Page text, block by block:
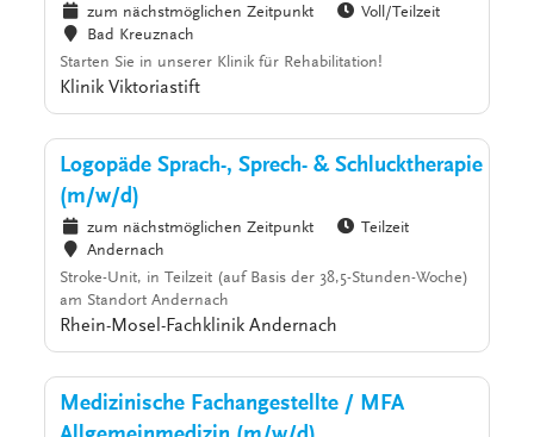
zum nächstmöglichen Zeitpunkt
Voll/Teilzeit
Bad Kreuznach
Starten Sie in unserer Klinik für Rehabilitation!
Klinik Viktoriastift
Logopäde Sprach-, Sprech- & Schlucktherapie
(m/w/d)
zum nächstmöglichen Zeitpunkt
Teilzeit
Andernach
Stroke-Unit, in Teilzeit (auf Basis der 38,5-Stunden-Woche)
am Standort Andernach
Rhein-Mosel-Fachklinik Andernach
Medizinische Fachangestellte / MFA